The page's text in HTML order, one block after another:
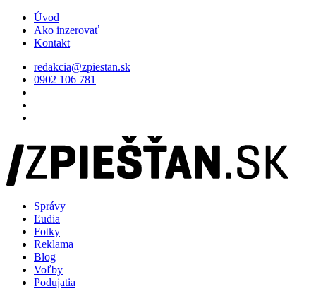
Úvod
Ako inzerovať
Kontakt
redakcia@zpiestan.sk
0902 106 781
Správy
Ľudia
Fotky
Reklama
Blog
Voľby
Podujatia